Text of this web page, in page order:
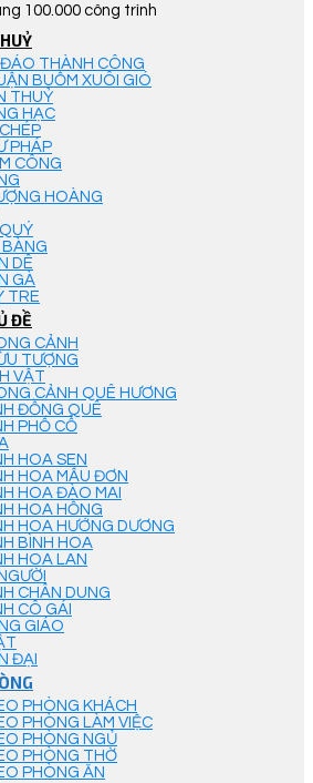
100.000 công trình
THÀNH CÔNG
BUỒM XUÔI GIÓ
THUỶ
HẠC
PHÁP
CÔNG
HOÀNG
DÊ
GÀ
TRE
ĐỀ
CẢNH
TƯỢNG
VẬT
CẢNH QUÊ HƯƠNG
ĐỒNG QUÊ
PHỐ CỔ
HOA SEN
HOA MẪU ĐƠN
HOA ĐÀO MAI
HOA HỒNG
HOA HƯỚNG DƯƠNG
BÌNH HOA
HOA LAN
CHÂN DUNG
CÔ GÁI
GIÁO
ĐẠI
PHÒNG KHÁCH
PHÒNG LÀM VIỆC
PHÒNG NGỦ
PHÒNG THỜ
PHÒNG ĂN